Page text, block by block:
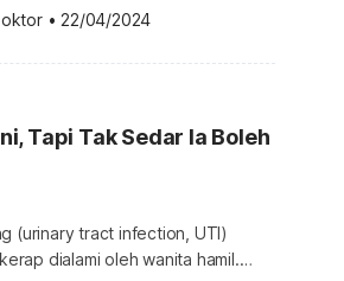
sila dapatkannya di sini.
kandungan atau pil gugurkan
gabungan mifepristone dan
• 22/04/2024
Tapi Tak Sedar Ia Boleh
(urinary tract infection, UTI)
dialami oleh wanita hamil.